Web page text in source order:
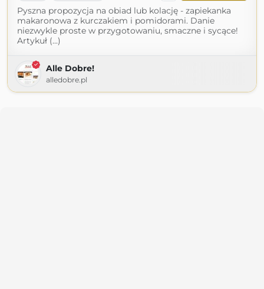
Pyszna propozycja na obiad lub kolację - zapiekanka
makaronowa z kurczakiem i pomidorami. Danie
niezwykle proste w przygotowaniu, smaczne i sycące!
Artykuł (...)
Alle Dobre!
alledobre.pl